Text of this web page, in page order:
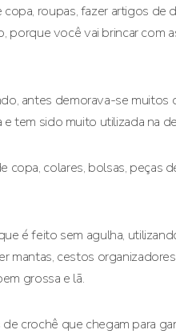
roupas, fazer artigos de
porque você vai brincar com
antes demorava-se muitos
tem sido muito utilizada na
colares, bolsas, peças
é feito sem agulha,
mantas, cestos
grossa e lã.
crochê que chegam para